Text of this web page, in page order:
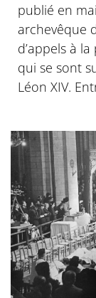
publié en
archevêque
d’appels à
qui se sont
Léon XIV.